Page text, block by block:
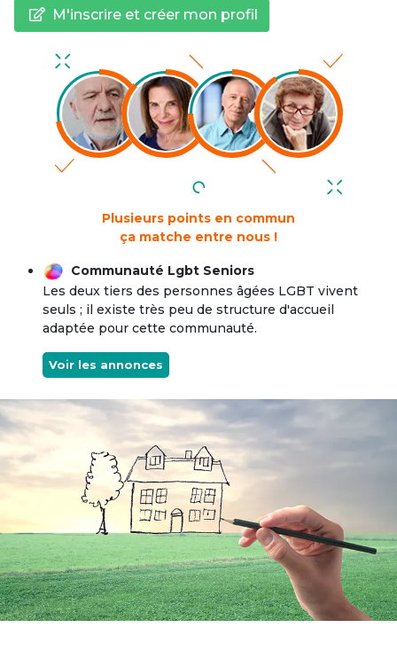
M'inscrire et créer mon profil
Plusieurs points en commun
ça matche entre nous !
Communauté Lgbt Seniors
Les deux tiers des personnes âgées LGBT vivent
seuls ; il existe très peu de structure d'accueil
adaptée pour cette communauté.
Voir les annonces